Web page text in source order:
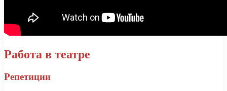
Работа в театре
Репетиции